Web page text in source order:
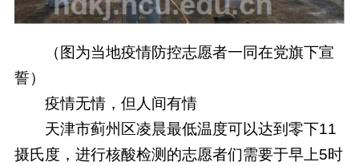
（图为当地疫情防控志愿者一同在党旗下宣
誓）
疫情无情，但人间有情
天津市蓟州区凌晨最低温度可以达到零下11
摄氏度，进行核酸检测的志愿者们需要于早上5时